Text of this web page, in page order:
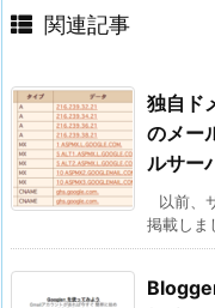
関連記事
独自ド
のメー
ルサー
以前、
掲載しま